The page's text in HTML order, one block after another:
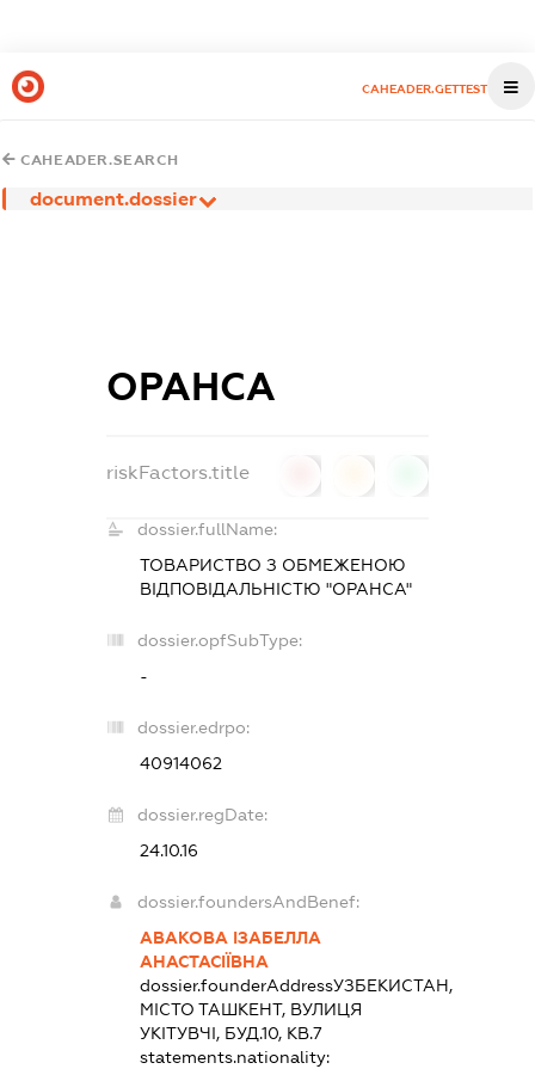
CAHEADER.GETTEST
CAHEADER.SEARCH
document.dossier
ОРАНСА
riskFactors.title
dossier.fullName:
ТОВАРИСТВО З ОБМЕЖЕНОЮ
ВІДПОВІДАЛЬНІСТЮ "ОРАНСА"
dossier.opfSubType:
-
dossier.edrpo:
40914062
dossier.regDate:
24.10.16
dossier.foundersAndBenef:
АВАКОВА ІЗАБЕЛЛА
АНАСТАСІЇВНА
dossier.founderAddressУЗБЕКИСТАН,
МІСТО ТАШКЕНТ, ВУЛИЦЯ
УКІТУВЧІ, БУД.10, КВ.7
statements.nationality: